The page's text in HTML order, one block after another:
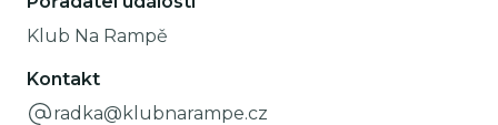
Klub Na Rampě
Kontakt
radka@klubnarampe.cz